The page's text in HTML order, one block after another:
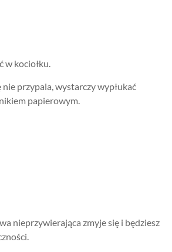
w kociołku.
przypala, wystarczy wypłukać
papierowym.
nieprzywierająca zmyje się i będziesz